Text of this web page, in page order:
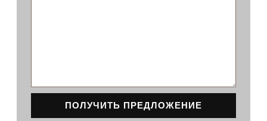
ПОЛУЧИТЬ ПРЕДЛОЖЕНИЕ